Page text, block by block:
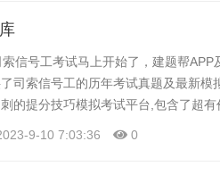
信号工考试马上开始了，建题帮
司索信号工的历年考试真题及最新模
的提分技巧模拟考试平台,包含了超
里了解一下司索信号工的题型以及考
9-10 7:03:36 0